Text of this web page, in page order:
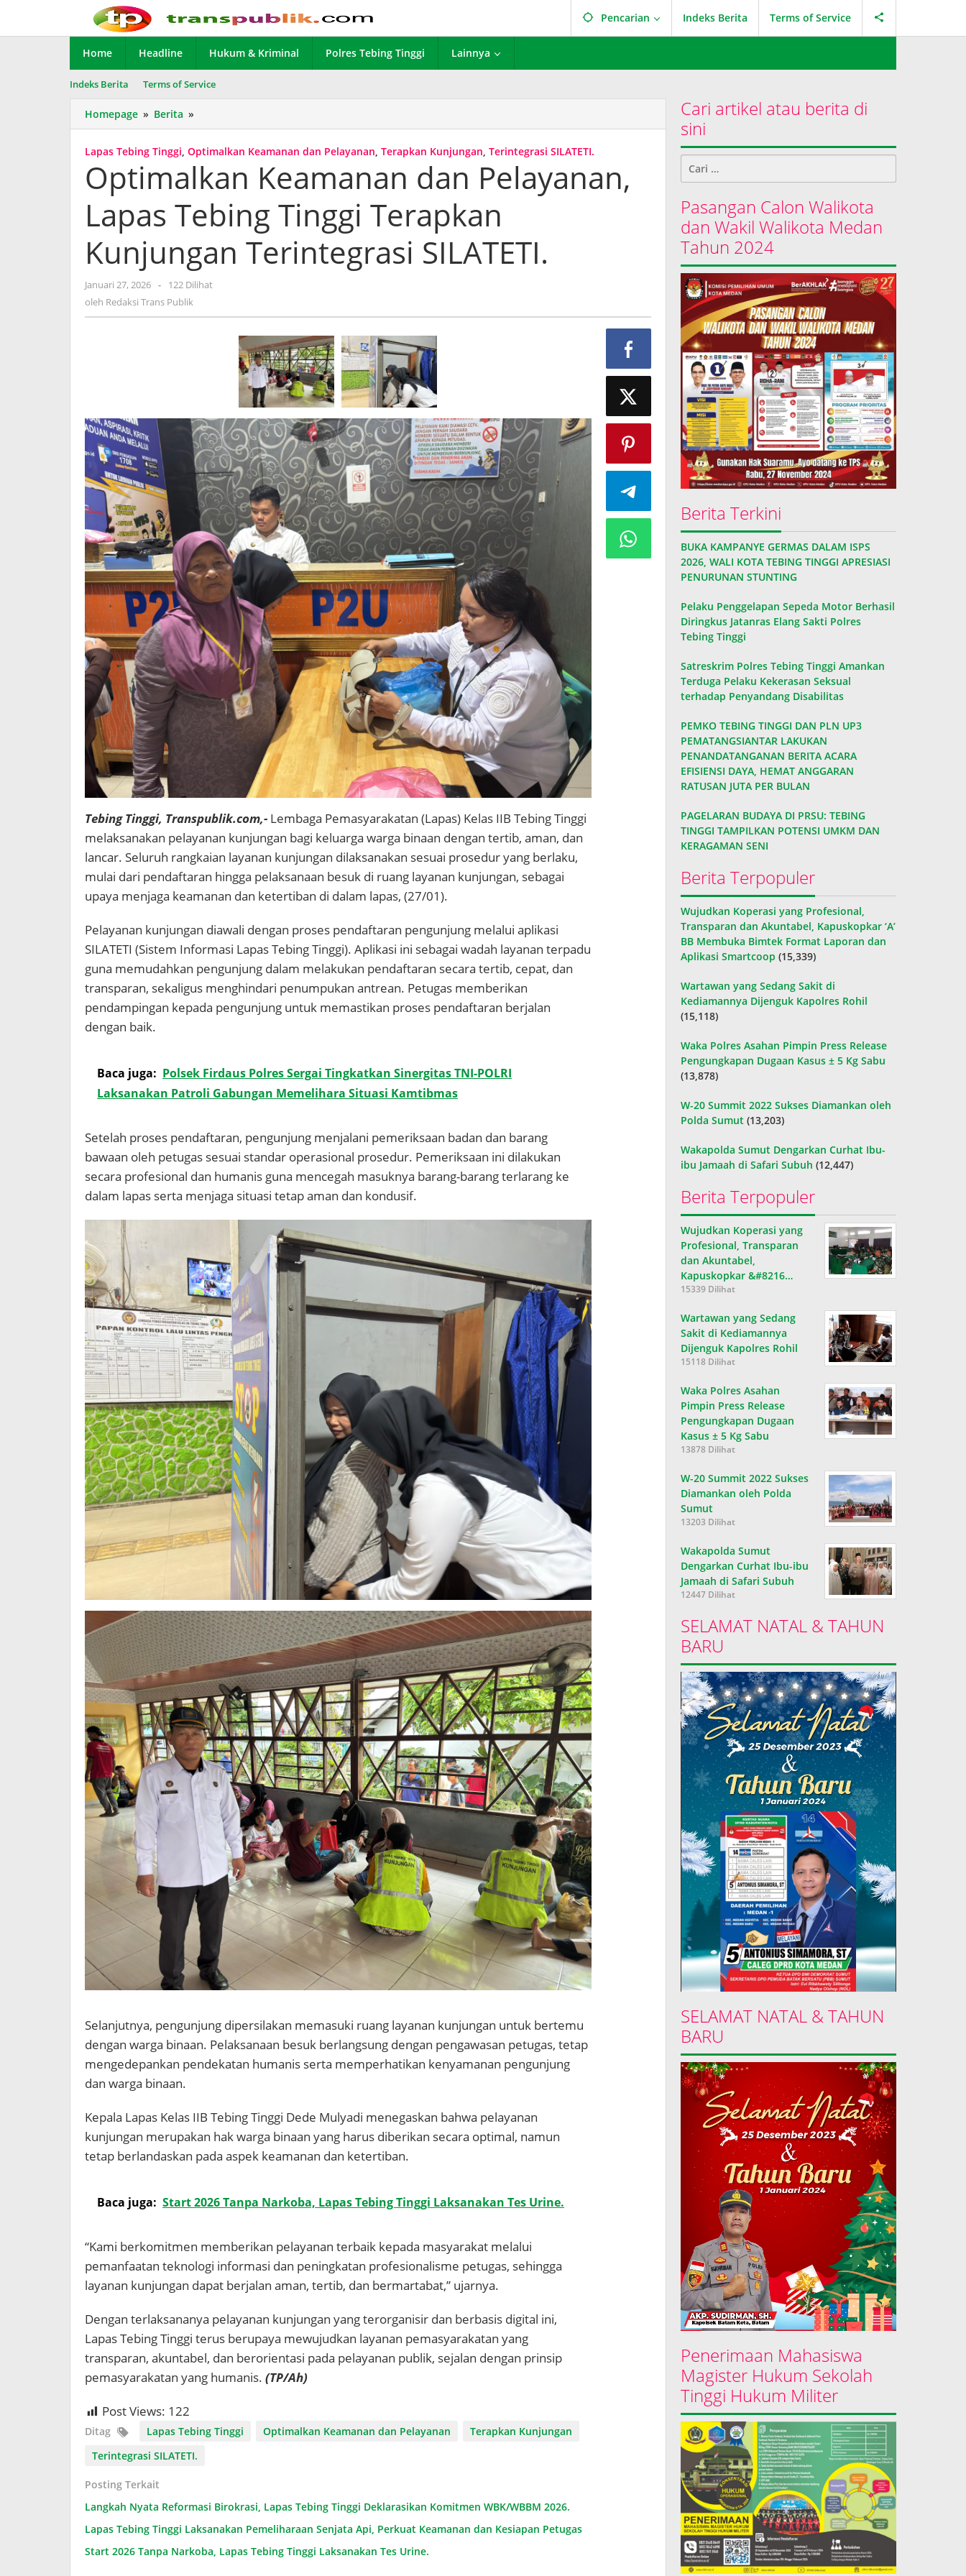
konten
Pencarian Indeks Berita Terms of Service
Home Headline Hukum & Kriminal Polres Tebing Tinggi Lainnya
Indeks Berita Terms of Service
Homepage » Berita »
Keamanan
dan
Pelayanan,
Lapas
Tebing
Tinggi
Terapkan
Terintegrasi
SILATETI.
Lapas Tebing Tinggi, Optimalkan Keamanan dan Pelayanan, Terapkan Kunjungan, Terintegrasi SILATETI.
Optimalkan Keamanan dan Pelayanan,
Lapas Tebing Tinggi Terapkan
Kunjungan Terintegrasi SILATETI.
Januari 27, 2026 oleh
Redaksi
-
122 Dilihat
oleh Redaksi Trans Publik
Tebing Tinggi, Transpublik.com,- Lembaga Pemasyarakatan (Lapas) Kelas IIB Tebing Tinggi
melaksanakan pelayanan kunjungan bagi keluarga warga binaan dengan tertib, aman, dan
lancar. Seluruh rangkaian layanan kunjungan dilaksanakan sesuai prosedur yang berlaku,
mulai dari pendaftaran hingga pelaksanaan besuk di ruang layanan kunjungan, sebagai
upaya menjaga keamanan dan ketertiban di dalam lapas, (27/01).
Pelayanan kunjungan diawali dengan proses pendaftaran pengunjung melalui aplikasi
SILATETI (Sistem Informasi Lapas Tebing Tinggi). Aplikasi ini sebagai wadah layanan terpadu
guna memudahkan pengunjung dalam melakukan pendaftaran secara tertib, cepat, dan
transparan, sekaligus menghindari penumpukan antrean. Petugas memberikan
pendampingan kepada pengunjung untuk memastikan proses pendaftaran berjalan
dengan baik.
Baca juga: Polsek Firdaus Polres Sergai Tingkatkan Sinergitas TNI-POLRI
Laksanakan Patroli Gabungan Memelihara Situasi Kamtibmas
Setelah proses pendaftaran, pengunjung menjalani pemeriksaan badan dan barang
bawaan oleh petugas sesuai standar operasional prosedur. Pemeriksaan ini dilakukan
secara profesional dan humanis guna mencegah masuknya barang-barang terlarang ke
dalam lapas serta menjaga situasi tetap aman dan kondusif.
Selanjutnya, pengunjung dipersilakan memasuki ruang layanan kunjungan untuk bertemu
dengan warga binaan. Pelaksanaan besuk berlangsung dengan pengawasan petugas, tetap
mengedepankan pendekatan humanis serta memperhatikan kenyamanan pengunjung
dan warga binaan.
Kepala Lapas Kelas IIB Tebing Tinggi Dede Mulyadi menegaskan bahwa pelayanan
kunjungan merupakan hak warga binaan yang harus diberikan secara optimal, namun
tetap berlandaskan pada aspek keamanan dan ketertiban.
Baca juga: Start 2026 Tanpa Narkoba, Lapas Tebing Tinggi Laksanakan Tes Urine.
“Kami berkomitmen memberikan pelayanan terbaik kepada masyarakat melalui
pemanfaatan teknologi informasi dan peningkatan profesionalisme petugas, sehingga
layanan kunjungan dapat berjalan aman, tertib, dan bermartabat,” ujarnya.
Dengan terlaksananya pelayanan kunjungan yang terorganisir dan berbasis digital ini,
Lapas Tebing Tinggi terus berupaya mewujudkan layanan pemasyarakatan yang
transparan, akuntabel, dan berorientasi pada pelayanan publik, sejalan dengan prinsip
pemasyarakatan yang humanis. (TP/Ah)
Post Views: 122
Ditag Lapas Tebing Tinggi Optimalkan Keamanan dan Pelayanan
Terapkan Kunjungan
Terintegrasi SILATETI.
Posting Terkait
Langkah Nyata Reformasi Birokrasi, Lapas Tebing Tinggi Deklarasikan Komitmen WBK/WBBM 2026.
Lapas Tebing Tinggi Laksanakan Pemeliharaan Senjata Api, Perkuat Keamanan dan Kesiapan Petugas
Start 2026 Tanpa Narkoba, Lapas Tebing Tinggi Laksanakan Tes Urine.
Cari artikel atau berita di
sini
Cari
untuk:
Pasangan Calon Walikota
dan Wakil Walikota Medan
Tahun 2024
Berita Terkini
BUKA KAMPANYE GERMAS DALAM ISPS
2026, WALI KOTA TEBING TINGGI APRESIASI
PENURUNAN STUNTING
Pelaku Penggelapan Sepeda Motor Berhasil
Diringkus Jatanras Elang Sakti Polres
Tebing Tinggi
Satreskrim Polres Tebing Tinggi Amankan
Terduga Pelaku Kekerasan Seksual
terhadap Penyandang Disabilitas
PEMKO TEBING TINGGI DAN PLN UP3
PEMATANGSIANTAR LAKUKAN
PENANDATANGANAN BERITA ACARA
EFISIENSI DAYA, HEMAT ANGGARAN
RATUSAN JUTA PER BULAN
PAGELARAN BUDAYA DI PRSU: TEBING
TINGGI TAMPILKAN POTENSI UMKM DAN
KERAGAMAN SENI
Berita Terpopuler
Wujudkan Koperasi yang Profesional,
Transparan dan Akuntabel, Kapuskopkar ‘A’
BB Membuka Bimtek Format Laporan dan
Aplikasi Smartcoop (15,339)
Wartawan yang Sedang Sakit di
Kediamannya Dijenguk Kapolres Rohil
(15,118)
Waka Polres Asahan Pimpin Press Release
Pengungkapan Dugaan Kasus ± 5 Kg Sabu
(13,878)
W-20 Summit 2022 Sukses Diamankan oleh
Polda Sumut (13,203)
Wakapolda Sumut Dengarkan Curhat Ibu-
ibu Jamaah di Safari Subuh (12,447)
Berita Terpopuler
Wujudkan Koperasi yang
Profesional, Transparan
dan Akuntabel,
Kapuskopkar &#8216…
15339 Dilihat
Wartawan yang Sedang
Sakit di Kediamannya
Dijenguk Kapolres Rohil
15118 Dilihat
Waka Polres Asahan
Pimpin Press Release
Pengungkapan Dugaan
Kasus ± 5 Kg Sabu
13878 Dilihat
W-20 Summit 2022 Sukses
Diamankan oleh Polda
Sumut
13203 Dilihat
Wakapolda Sumut
Dengarkan Curhat Ibu-ibu
Jamaah di Safari Subuh
12447 Dilihat
SELAMAT NATAL & TAHUN
BARU
SELAMAT NATAL & TAHUN
BARU
Penerimaan Mahasiswa
Magister Hukum Sekolah
Tinggi Hukum Militer